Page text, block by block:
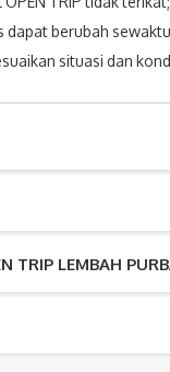
dapat berubah
situasi dan
TRIP LEMBAH